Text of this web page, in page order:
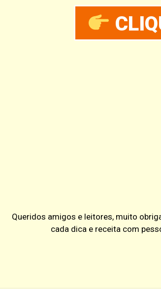
Queridos amigos e leitores, muito
cada dica e receita com